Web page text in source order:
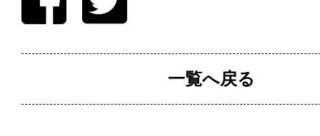
一覧へ戻る